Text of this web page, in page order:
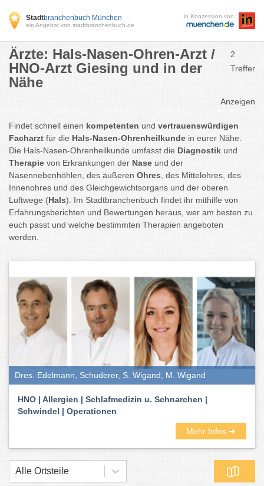
Stadtbranchenbuch München
ein Angebot von stadtbranchenbuch.de
in Konzession von
Ärzte: Hals-Nasen-Ohren-Arzt /
HNO-Arzt Giesing und in der
Nähe
2
Treffer
Anzeigen
Findet schnell einen kompetenten und vertrauenswürdigen
Facharzt für die Hals-Nasen-Ohrenheilkunde in eurer Nähe.
Die Hals-Nasen-Ohrenheilkunde umfasst die Diagnostik und
Therapie von Erkrankungen der Nase und der
Nasennebenhöhlen, des äußeren Ohres , des Mittelohres, des
Innenohres und des Gleichgewichtsorgans und der oberen
Luftwege (Hals). Im Stadtbranchenbuch findet ihr mithilfe von
Erfahrungsberichten und Bewertungen heraus, wer am besten zu
euch passt und welche bestimmten Therapien angeboten
werden.
Dres. Edelmann, Schuderer, S. Wigand, M. Wigand
HNO | Allergien | Schlafmedizin u. Schnarchen |
Schwindel | Operationen
Mehr Infos ➜
Alle Ortsteile